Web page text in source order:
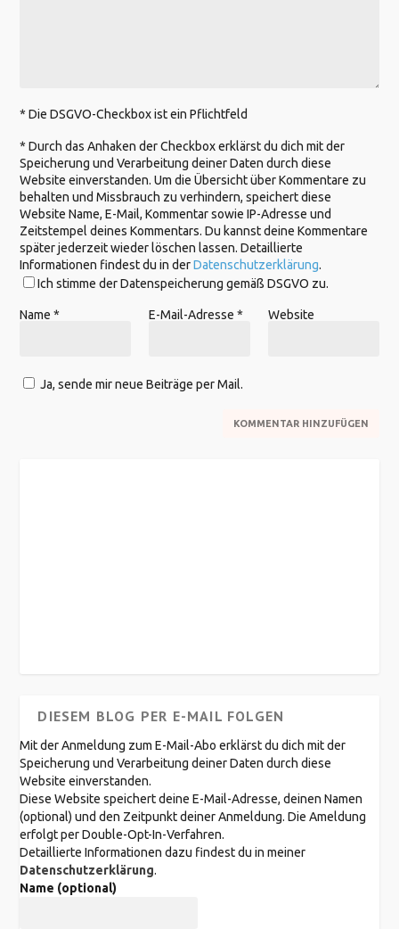
* Die DSGVO-Checkbox ist ein Pflichtfeld
* Durch das Anhaken der Checkbox erklärst du dich mit der
Speicherung und Verarbeitung deiner Daten durch diese
Website einverstanden. Um die Übersicht über Kommentare zu
behalten und Missbrauch zu verhindern, speichert diese
Website Name, E-Mail, Kommentar sowie IP-Adresse und
Zeitstempel deines Kommentars. Du kannst deine Kommentare
später jederzeit wieder löschen lassen. Detaillierte
Informationen findest du in derDatenschutzerklärung.
Ich stimme der Datenspeicherung gemäß DSGVO zu.
Name* E-Mail-Adresse * Website
Ja, sende mir neue Beiträge per Mail.
DIESEM BLOG PER E-MAIL FOLGEN
Mit der Anmeldung zum E-Mail-Abo erklärst du dich mit der
Speicherung und Verarbeitung deiner Daten durch diese
Website einverstanden.
Diese Website speichert deine E-Mail-Adresse, deinen Namen
(optional) und den Zeitpunkt deiner Anmeldung. Die Ameldung
erfolgt per Double-Opt-In-Verfahren.
Detaillierte Informationen dazu findest du in meiner
Datenschutzerklärung.
Name (optional)